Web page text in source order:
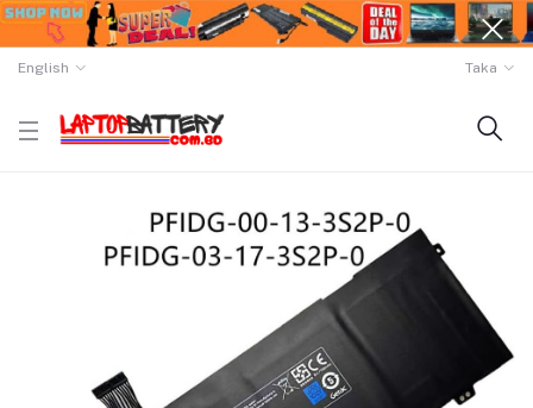
English Taka